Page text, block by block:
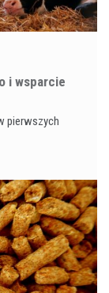
i wsparcie
pierwszych